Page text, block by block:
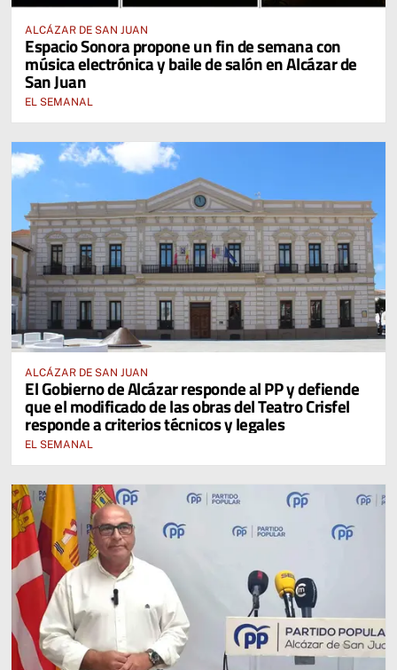
ALCÁZAR DE SAN JUAN
Espacio Sonora propone un fin de semana con
música electrónica y baile de salón en Alcázar de
San Juan
EL SEMANAL
ALCÁZAR DE SAN JUAN
El Gobierno de Alcázar responde al PP y defiende
que el modificado de las obras del Teatro Crisfel
responde a criterios técnicos y legales
EL SEMANAL